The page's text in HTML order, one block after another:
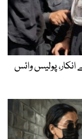
پولیس وائس